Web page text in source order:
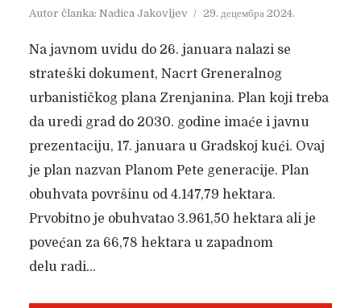
Autor članka: Nadica Jakovljev 29. децембра 2024.
Na javnom uvidu do 26. januara nalazi se
strateški dokument, Nacrt Greneralnog
urbanističkog plana Zrenjanina. Plan koji treba
da uredi grad do 2030. godine imaće i javnu
prezentaciju, 17. januara u Gradskoj kući. Ovaj
je plan nazvan Planom Pete generacije. Plan
obuhvata površinu od 4.147,79 hektara.
Prvobitno je obuhvatao 3.961,50 hektara ali je
povećan za 66,78 hektara u zapadnom
delu radi...